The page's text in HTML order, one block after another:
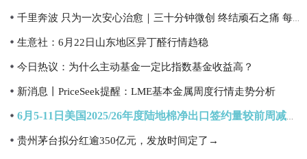
千里奔波 只为一次安心治愈｜三十分钟微创 终结顽石之痛 每日短讯
生意社：6月22日山东地区异丁醛行情趋稳
今日热议：为什么主动基金一定比指数基金收益高？
新消息丨PriceSeek提醒：LME基本金属周度行情走势分析
6月5-11日美国2025/26年度陆地棉净出口签约量较前周减少15%
贵州茅台拟分红逾350亿元，发放时间定了→